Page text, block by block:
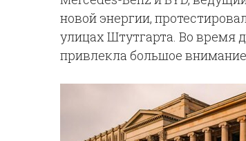
новой энергии,
улицах Штутгарта. Во время
привлекла большое